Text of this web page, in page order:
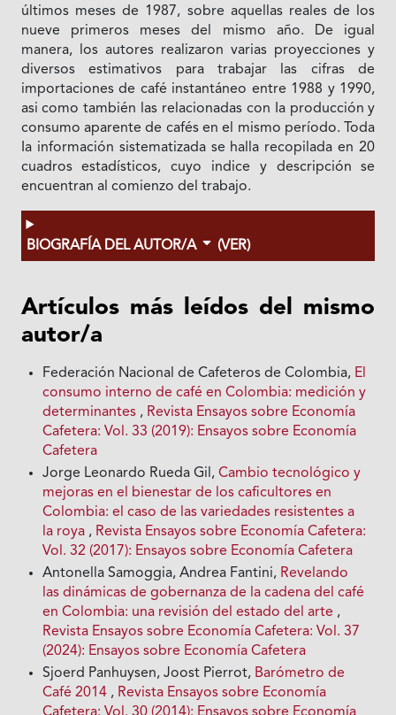
últimos meses de 1987, sobre aquellas reales de los
nueve primeros meses del mismo año. De igual
manera, los autores realizaron varias proyecciones y
diversos estimativos para trabajar las cifras de
importaciones de café instantáneo entre 1988 y 1990,
asi como también las relacionadas con Ia producción y
consumo aparente de cafés en el mismo período. Toda
Ia información sistematizada se halla recopilada en 20
cuadros estadísticos, cuyo indice y descripción se
encuentran al comienzo del trabajo.
BIOGRAFÍA DEL AUTOR/A (VER)
Artículos más leídos del mismo
autor/a
Federación Nacional de Cafeteros de Colombia, El
consumo interno de café en Colombia: medición y
determinantes , Revista Ensayos sobre Economía
Cafetera: Vol. 33 (2019): Ensayos sobre Economía
Cafetera
Jorge Leonardo Rueda Gil,Cambio tecnológico y
mejoras en el bienestar de los caficultores en
Colombia: el caso de las variedades resistentes a
la roya , Revista Ensayos sobre Economía Cafetera:
Vol. 32 (2017): Ensayos sobre Economía Cafetera
Antonella Samoggia, Andrea Fantini, Revelando
las dinámicas de gobernanza de la cadena del café
en Colombia: una revisión del estado del arte ,
Revista Ensayos sobre Economía Cafetera: Vol. 37
(2024): Ensayos sobre Economía Cafetera
Sjoerd Panhuysen, Joost Pierrot, Barómetro de
Café 2014 , Revista Ensayos sobre Economía